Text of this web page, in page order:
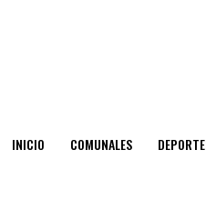
INICIO COMUNALES